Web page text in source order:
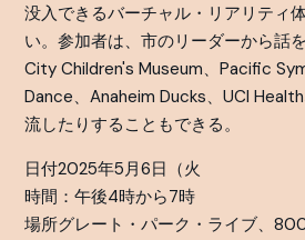
没入できるバーチャル・リアリティ
い。参加者は、市のリーダーから話
City Children's Museum、Pacific
Dance、Anaheim Ducks、UCI
流したりすることもできる。
日付2025年5月6日（火
時間：午後4時から7時
場所グレート・パーク・ライブ、